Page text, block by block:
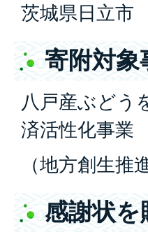
茨城県日立市
寄附対象
八戸産ぶどう
済活性化事業
（地方創生推
感謝状